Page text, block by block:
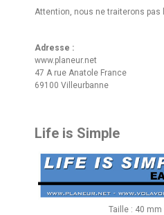
Attention, nous ne traiterons
Adresse :
www.planeur.net
47 A rue Anatole France
69100 Villeurbanne
Life is Simple
Taille : 40